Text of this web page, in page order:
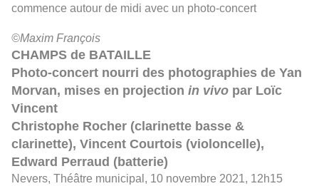
commence autour de midi avec un photo-concert
©Maxim François
CHAMPS de BATAILLE
Photo-concert nourri des photographies de Yan
Morvan, mises en projection in vivo par Loïc
Vincent
Christophe Rocher (clarinette basse &
clarinette), Vincent Courtois (violoncelle),
Edward Perraud (batterie)
Nevers, Théâtre municipal, 10 novembre 2021, 12h15